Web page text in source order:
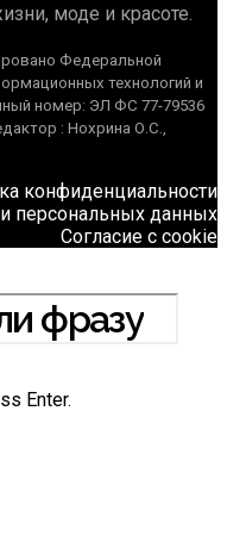
моде и красоте.
Федеральной
технологий и
номер: ЭЛ ФС 77-79536
: Нохрина О.С.,
конфиденциальности
персональных данных
Согласие с cookie
Enter.